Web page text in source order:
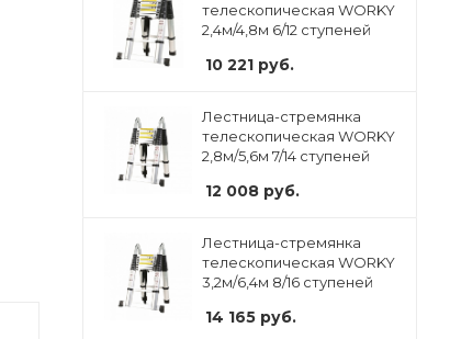
телескопическая WORKY
2,4м/4,8м 6/12 ступеней
10 221 руб.
Лестница-стремянка
телескопическая WORKY
2,8м/5,6м 7/14 ступеней
12 008 руб.
Лестница-стремянка
телескопическая WORKY
3,2м/6,4м 8/16 ступеней
14 165 руб.